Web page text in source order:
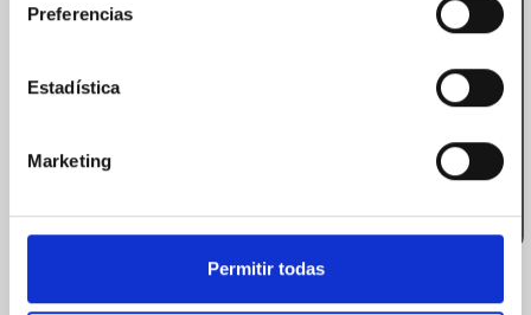
Preferencias
Estadística
Marketing
Permitir todas